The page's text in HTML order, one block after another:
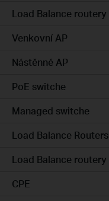
Load Balance routery
Venkovní AP
Nástěnné AP
PoE switche
Managed switche
Load Balance Routers
Load Balance routery
CPE